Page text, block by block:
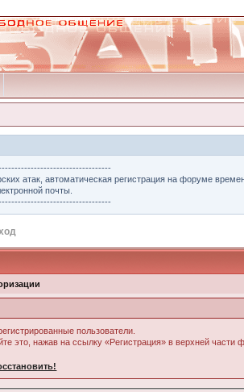
атак, автоматическая регистрация на форуме
почты.
пользователи.
это, нажав на ссылку «Регистрация» в верхней части